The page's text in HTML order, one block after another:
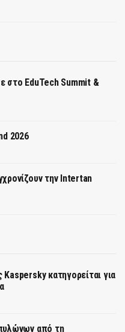
στο EduTech Summit &
2026
την Intertan
κατηγορείται για
από τη